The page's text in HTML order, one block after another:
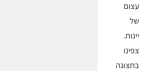
עצום
של
יינות.
צפינו
בתצוגה